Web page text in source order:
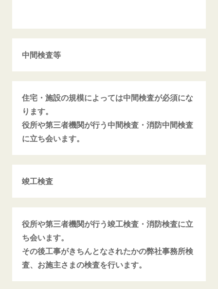
中間検査等
住宅・施設の規模によっては中間検査が必須にな
ります。
役所や第三者機関が行う中間検査・消防中間検査
に立ち会います。
竣工検査
役所や第三者機関が行う竣工検査・消防検査に立
ち会います。
その後工事がきちんとなされたかの弊社事務所検
査、お施主さまの検査を行います。